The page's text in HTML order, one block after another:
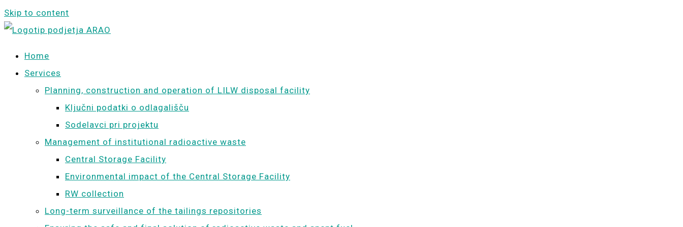
Skip to content
Home
Services
Planning, construction and operation of LILW disposal facility
Ključni podatki o odlagališču
Sodelavci pri projektu
Management of institutional radioactive waste
Central Storage Facility
Environmental impact of the Central Storage Facility
RW collection
Long-term surveillance of the tailings repositories